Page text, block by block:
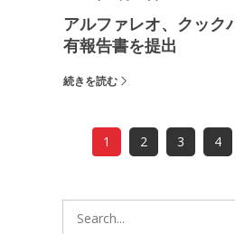
アルファレオ、クック
有報告書を提出
続きを読む
1 2 3 4